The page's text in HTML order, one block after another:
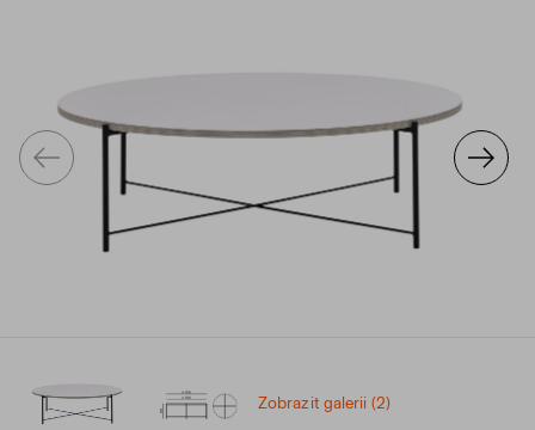
Zobrazit galerii (2)